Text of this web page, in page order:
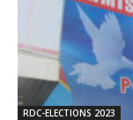
RDC-ELECTIONS 2023